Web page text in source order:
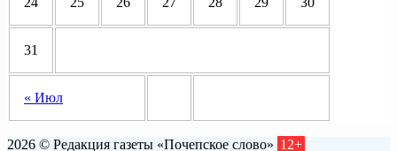
« Июл
31
2026 © Редакция газеты «Почепское слово» 12+